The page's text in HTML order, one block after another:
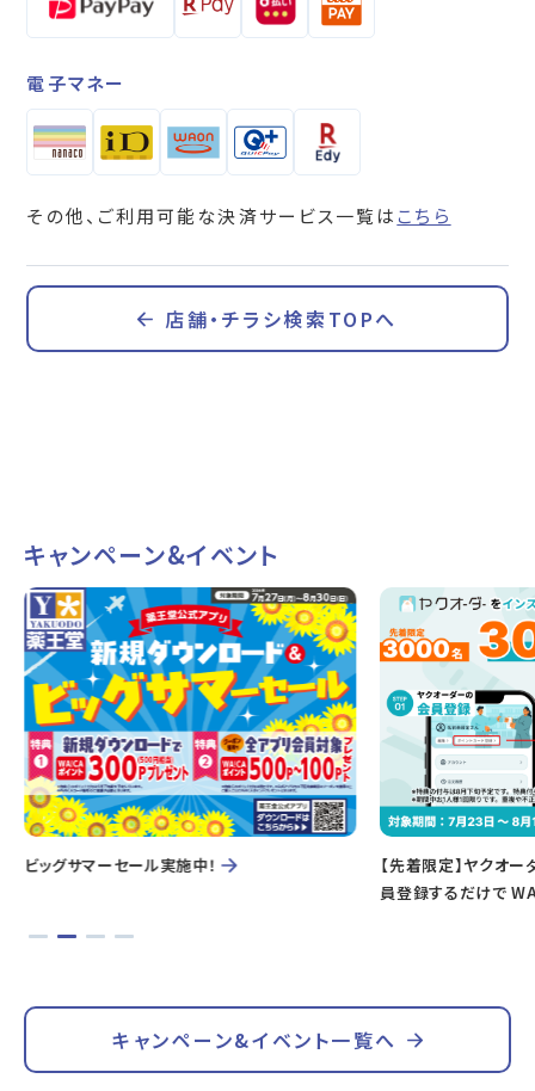
電子マネー
その他、ご利用可能な決済サービス一覧は こちら
店舗・チラシ検索TOPへ
キャンペーン&イベント
ビッグサマーセール実施中！
【先着限定】ヤクオ
員登録するだけで
キャンペーン&イベント一覧へ